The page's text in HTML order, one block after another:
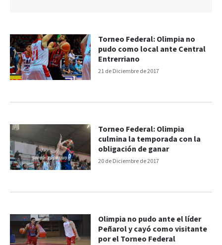
21 de Diciembre de 2017
Torneo Federal: Olimpia no
pudo como local ante Central
Entrerriano
20 de Diciembre de 2017
Torneo Federal: Olimpia
culmina la temporada con la
obligación de ganar
Olimpia no pudo ante el líder
Peñarol y cayó como visitante
por el Torneo Federal